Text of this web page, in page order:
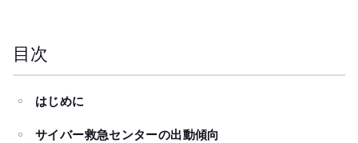
目次
はじめに
サイバー救急センターの出動傾向